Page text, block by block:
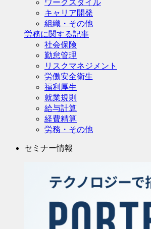
ワークスタイル
キャリア開発
組織・その他
労務に関する記事
社会保険
勤怠管理
リスクマネジメント
労働安全衛生
福利厚生
就業規則
給与計算
経費精算
労務・その他
セミナー情報